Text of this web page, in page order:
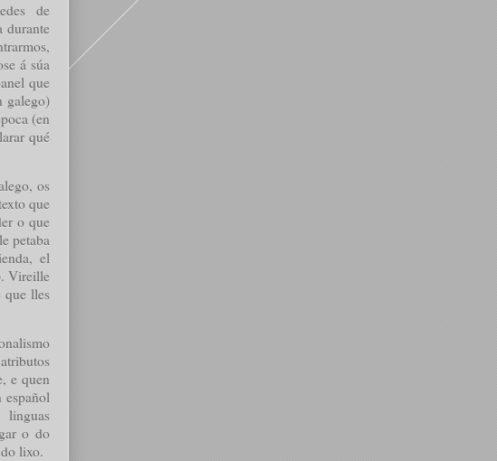
de
durante
á súa
que
galego)
(en
qué
os
que
o que
petaba
el
Vireille
que lles
e quen
español
linguas
o do
lixo.